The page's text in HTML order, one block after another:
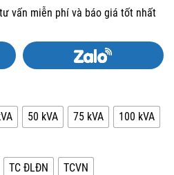
vấn miễn phí và báo giá tốt nhất
50 kVA 75 kVA
100 kVA
TC ĐLĐN TCVN